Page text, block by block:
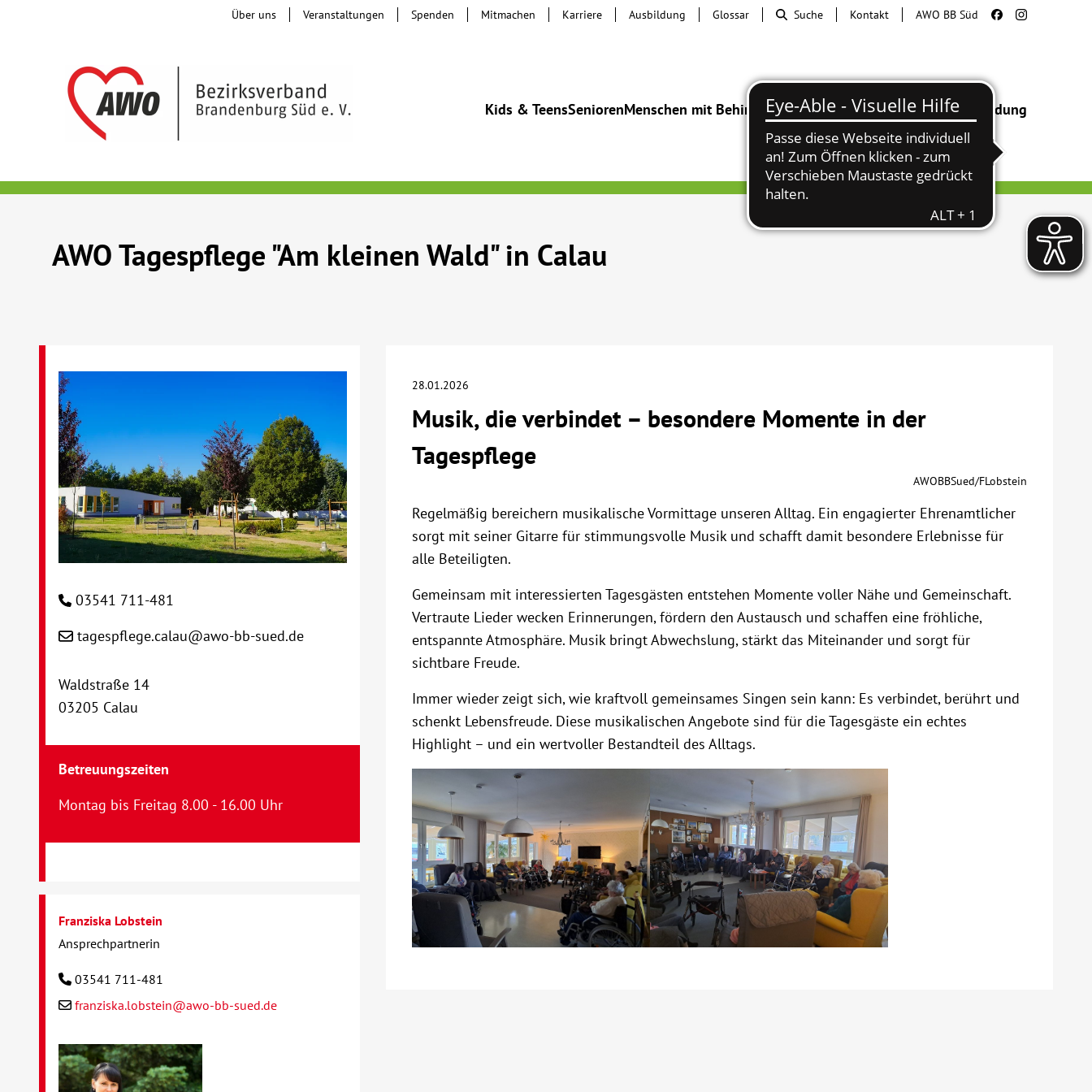
Kids & TeensSeniorenMenschen mit BehinderungBeratung & HilfeBegegnung Bildung
Über uns Veranstaltungen Spenden Mitmachen Karriere Ausbildung Glossar Suche Kontakt AWO BB Süd
AWO Tagespflege "Am kleinen Wald" in Calau
28.01.2026
Musik, die verbindet – besondere Momente in der
Tagespflege
AWOBBSued/FLobstein
Regelmäßig bereichern musikalische Vormittage unseren Alltag. Ein engagierter Ehrenamtlicher
sorgt mit seiner Gitarre für stimmungsvolle Musik und schafft damit besondere Erlebnisse für
alle Beteiligten.
Gemeinsam mit interessierten Tagesgästen entstehen Momente voller Nähe und Gemeinschaft.
Vertraute Lieder wecken Erinnerungen, fördern den Austausch und schaffen eine fröhliche,
entspannte Atmosphäre. Musik bringt Abwechslung, stärkt das Miteinander und sorgt für
sichtbare Freude.
Immer wieder zeigt sich, wie kraftvoll gemeinsames Singen sein kann: Es verbindet, berührt und
schenkt Lebensfreude. Diese musikalischen Angebote sind für die Tagesgäste ein echtes
Highlight – und ein wertvoller Bestandteil des Alltags.
03541 711-481
tagespflege.calau@awo-bb-sued.de
Waldstraße 14
03205 Calau
Betreuungszeiten
Montag bis Freitag 8.00 - 16.00 Uhr
Franziska Lobstein
Ansprechpartnerin
03541 711-481
franziska.lobstein@awo-bb-sued.de